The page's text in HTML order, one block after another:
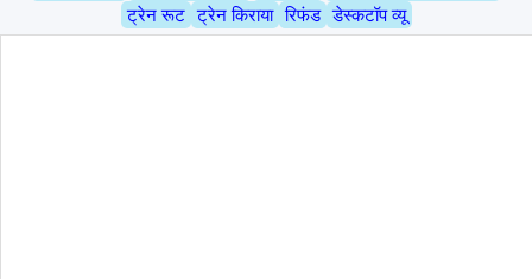
ट्रेन रूट ट्रेन किराया रिफंड डेस्कटॉप व्यू